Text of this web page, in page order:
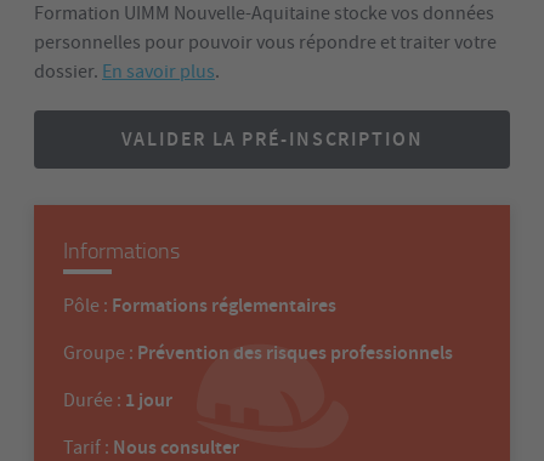
Formation UIMM Nouvelle-Aquitaine stocke vos données
personnelles pour pouvoir vous répondre et traiter votre
dossier. En savoir plus.
VALIDER LA PRÉ-INSCRIPTION
Informations
Pôle : Formations réglementaires
Groupe : Prévention des risques professionnels
Durée : 1 jour
Tarif : Nous consulter